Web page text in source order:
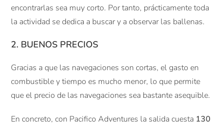
encontrarlas sea muy corto. Por tanto, prácticamente toda
la actividad se dedica a buscar y a observar las ballenas.
2. BUENOS PRECIOS
Gracias a que las navegaciones son cortas, el gasto en
combustible y tiempo es mucho menor, lo que permite
que el precio de las navegaciones sea bastante asequible.
En concreto, con Pacifico Adventures la salida cuesta 130